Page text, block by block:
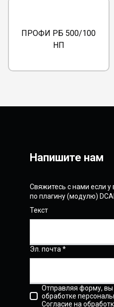
ПРОФИ РБ 500/100
НП
Напишите нам
Свяжитесь с нами если
по плагину (модулю)
Текст
Эл. почта *
Отправляя форму, вы
обработке
Согласие на